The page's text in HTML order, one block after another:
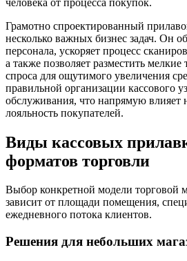
Грамотно спроектированный
несколько важных бизнес задач. Он
персонала, ускоряет процесс
а также позволяет разместить
спроса для ощутимого увеличения
правильной организации кассового
обслуживания, что напрямую влияет
лояльность покупателей.
Виды кассовых
форматов торговли
Выбор конкретной модели торговой
зависит от площади помещения,
ежедневного потока клиентов.
Решения для небольших